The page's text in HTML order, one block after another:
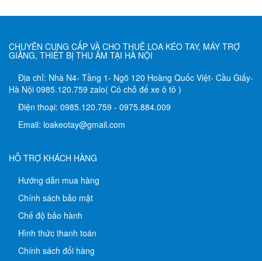
CHUYÊN CUNG CẤP VÀ CHO THUÊ LOA KÉO TAY, MÁY TRỢ
GIẢNG, THIẾT BỊ THU ÂM TẠI HÀ NỘI
Địa chỉ: Nhà N4- Tầng 1- Ngõ 120 Hoàng Quốc Việt- Cầu Giấy-
Hà Nội 0985.120.759 zalo( Có chỗ để xe ô tô )
Điện thoại: 0985.120.759 - 0975.884.009
Email: loakeotay@gmail.com
HỖ TRỢ KHÁCH HÀNG
Hướng dẫn mua hàng
Chính sách bảo mật
Chế độ bảo hành
Hình thức thanh toán
Chính sách đổi hàng